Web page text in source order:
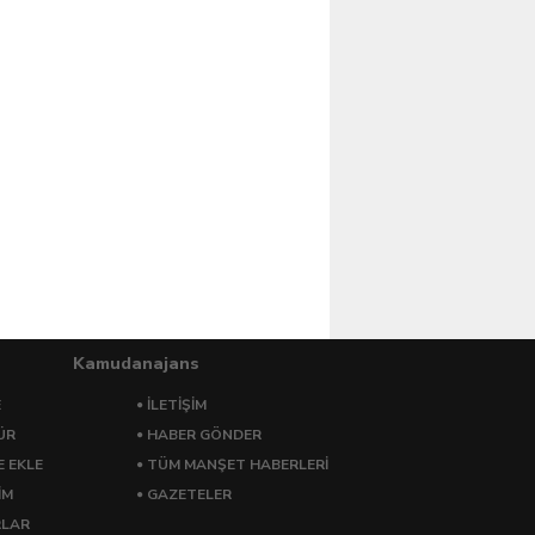
Kamudanajans
İLETİŞİM
HABER GÖNDER
EKLE
TÜM MANŞET HABERLERİ
GAZETELER